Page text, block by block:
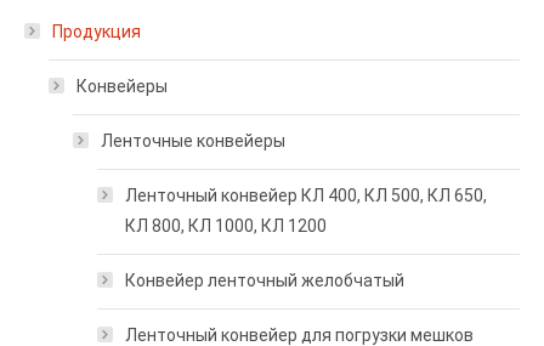
Продукция
Конвейеры
Ленточные конвейеры
Ленточный конвейер КЛ 400, КЛ 500, КЛ 650,
КЛ 800, КЛ 1000, КЛ 1200
Конвейер ленточный желобчатый
Ленточный конвейер для погрузки мешков